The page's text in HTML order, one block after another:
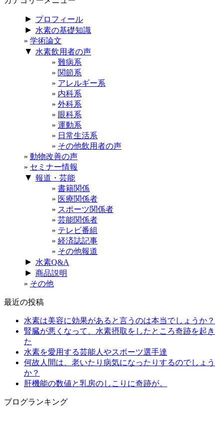
► プロフィール
► 水素の基礎知識
学術論文
▼ 水素飲用者の声
難病系
関節系
アレルギー系
内科系
外科系
眼科系
運動系
日常生活系
その他飲用者の声
動物改善の声
セミナー情報
▼ 報道・芸能
書籍関係
医療関係者
スポーツ関係者
芸能関係者
テレビ番組
経済誌記事
その他報道
► 水素Q&A
► 商品説明
その他
最近の投稿
水素は美容に効果があると言うのは本当でしょうか？
腎臓が悪くなって、水素摂取をしたところ奇跡を起き
た
水素を愛用する芸能人やスポーツ選手達
何故人間は、老いたり病気になったりするのでしょう
か？
肝機能の数値と乳房のしこりに奇跡が。
ブログランキング